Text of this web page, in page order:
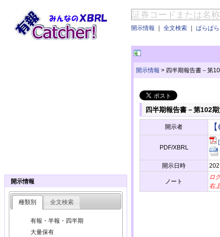
開示情報 ｜ 全文検索 ｜ ぱらぱ
開示情報 > 四半期報告書－第
四半期報告書－第102
開示者
PDF/XBRL
開示日時
ノート
ロ
右
開示情報
種類別 全文検索
有報・半報・四半期
大量保有